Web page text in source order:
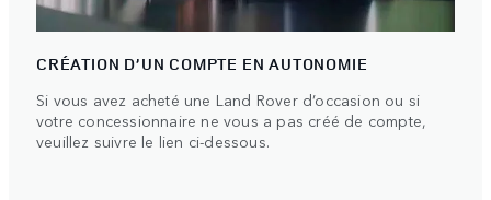
CRÉATION D’UN COMPTE EN AUTONOMIE
Si vous avez acheté une Land Rover d’occasion ou si
votre concessionnaire ne vous a pas créé de compte,
veuillez suivre le lien ci-dessous.